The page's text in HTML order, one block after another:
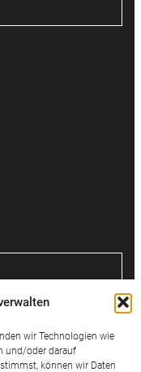
wir Technologien wie
und/oder darauf
können wir Daten